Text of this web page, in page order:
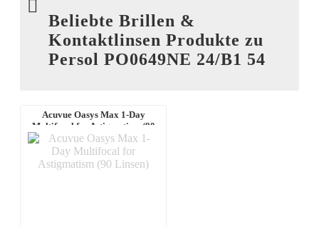
Beliebte Brillen &
Kontaktlinsen Produkte zu
Persol PO0649NE 24/B1 54
Acuvue Oasys Max 1-Day
Multifocal for Astigmatism (90
Linsen)